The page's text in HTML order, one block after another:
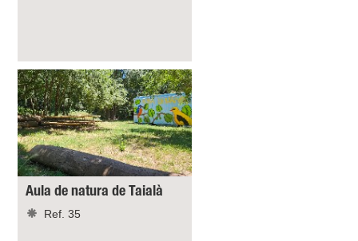
Aula de natura de Taialà
Ref. 35